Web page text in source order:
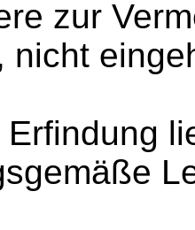
zur
nicht
Erfindung